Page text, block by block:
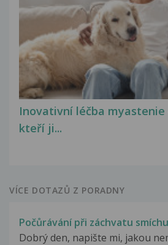
Inovativní léčba
kteří ji...
VÍCE DOTAZŮ Z PORADNY
Počůrávání při záchvatu smíchu
Dobrý den, napište mi, jakou